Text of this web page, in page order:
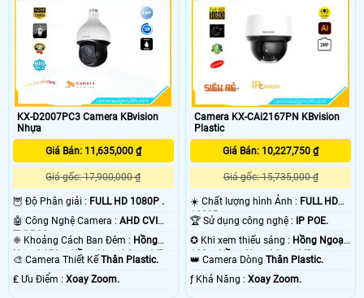
KX-D2007PC3 Camera KBvision
Nhựa
Giá Bán: 11,635,000 ₫
Giá gốc: 17,900,000 ₫
🦉 Độ Phân giải : FULL HD 1080P .
🤖️ Công Nghệ Camera : AHD CVI
TVI BCS.
❈ Khoảng Cách Ban Đêm : Hồng
Ngoại 150m Hồng Ngoại Smart IR.
🎨 Camera Thiết KếThân Plastic.
️₤ Ưu Điểm : Xoay Zoom.
Camera KX-CAi2167PN KBvision
Plastic
Giá Bán: 10,227,750 ₫
Giá gốc: 15,735,000 ₫
☀️ Chất lượng hình Ảnh : FULL HD
1080P .
🏆 Sử dụng công nghệ :
IP POE.
✪ Khi xem thiếu sáng : Hồng Ngoại
100m Hồng Ngoại Smart IR.
👑 Camera DòngThân Plastic.
️ƒ Khả Năng :Xoay Zoom.